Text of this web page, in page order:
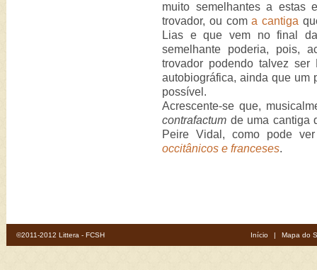
muito semelhantes a estas
trovador, ou coma cantiga
Lias e que vem no final
semelhante poderia, pois,
trovador podendo talvez
autobiográfica, ainda que um
possível.
Acrescente-se que,
contrafactum de uma cantiga
Peire Vidal, como pode
occitânicos e franceses.
©2011-2012 Littera - FCSH Início | Mapa do